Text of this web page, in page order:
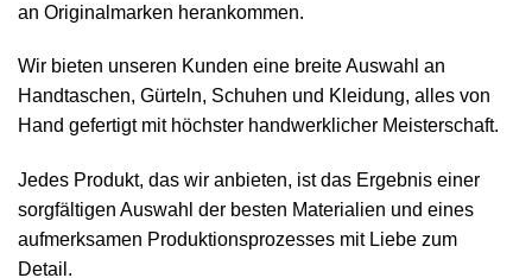
an Originalmarken herankommen.
Wir bieten unseren Kunden eine breite Auswahl an
Handtaschen, Gürteln, Schuhen und Kleidung, alles von
Hand gefertigt mit höchster handwerklicher Meisterschaft.
Jedes Produkt, das wir anbieten, ist das Ergebnis einer
sorgfältigen Auswahl der besten Materialien und eines
aufmerksamen Produktionsprozesses mit Liebe zum
Detail.